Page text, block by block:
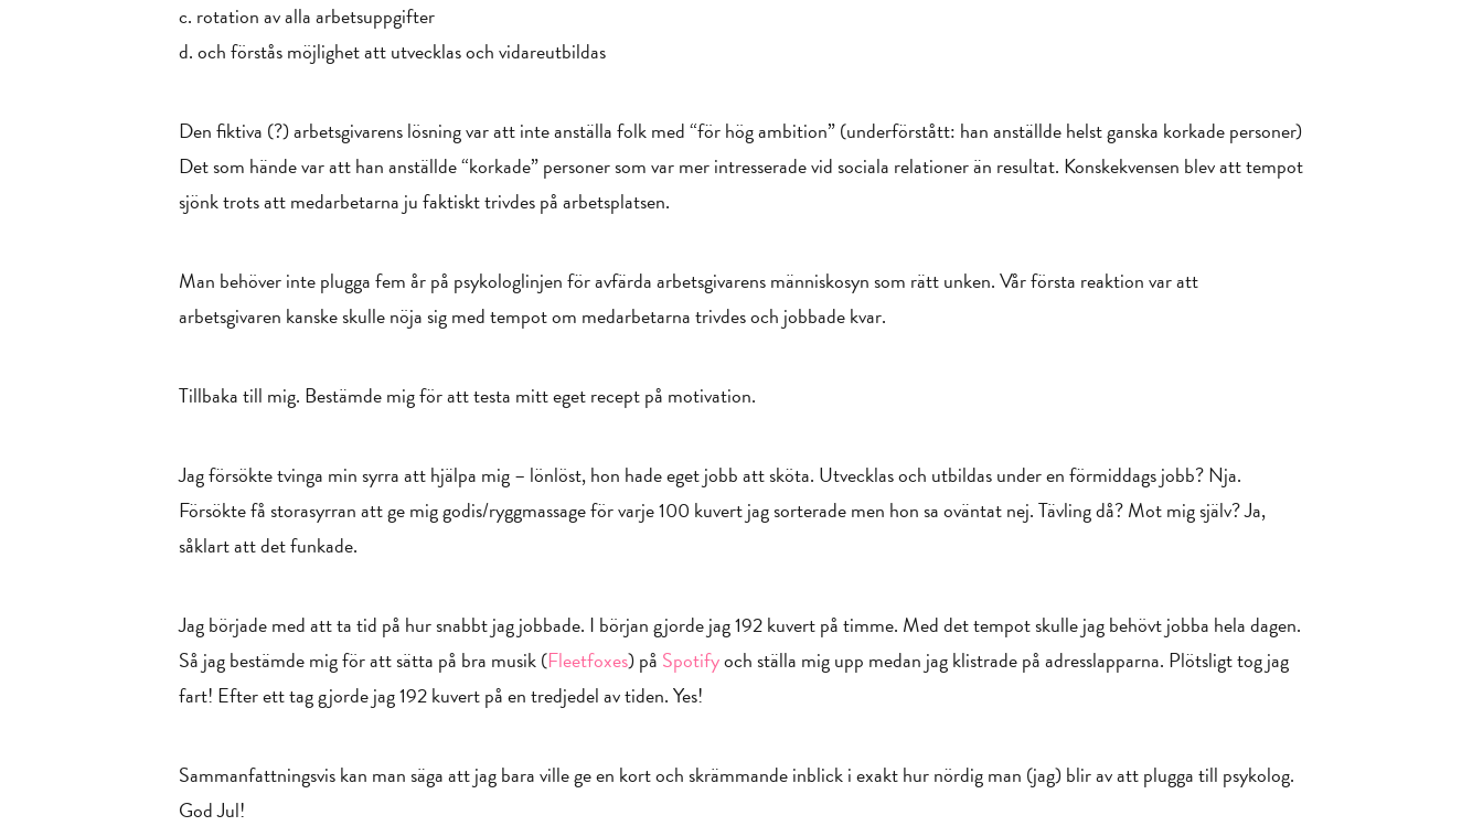
c. rotation av alla arbetsuppgifter
d. och förstås möjlighet att utvecklas och vidareutbildas
Den fiktiva (?) arbetsgivarens lösning var att inte anställa folk med “för hög ambition” (underförstått: han anställde helst ganska korkade personer)
Det som hände var att han anställde “korkade” personer som var mer intresserade vid sociala relationer än resultat. Konskekvensen blev att tempot
sjönk trots att medarbetarna ju faktiskt trivdes på arbetsplatsen.
Man behöver inte plugga fem år på psykologlinjen för avfärda arbetsgivarens människosyn som rätt unken. Vår första reaktion var att
arbetsgivaren kanske skulle nöja sig med tempot om medarbetarna trivdes och jobbade kvar.
Tillbaka till mig. Bestämde mig för att testa mitt eget recept på motivation.
Jag försökte tvinga min syrra att hjälpa mig – lönlöst, hon hade eget jobb att sköta. Utvecklas och utbildas under en förmiddags jobb? Nja.
Försökte få storasyrran att ge mig godis/ryggmassage för varje 100 kuvert jag sorterade men hon sa oväntat nej. Tävling då? Mot mig själv? Ja,
såklart att det funkade.
Jag började med att ta tid på hur snabbt jag jobbade. I början gjorde jag 192 kuvert på timme. Med det tempot skulle jag behövt jobba hela dagen.
Så jag bestämde mig för att sätta på bra musik (Fleetfoxes) på Spotifyoch ställa mig upp medan jag klistrade på adresslapparna. Plötsligt tog jag
fart! Efter ett tag gjorde jag 192 kuvert på en tredjedel av tiden. Yes!
Sammanfattningsvis kan man säga att jag bara ville ge en kort och skrämmande inblick i exakt hur nördig man (jag) blir av att plugga till psykolog.
God Jul!